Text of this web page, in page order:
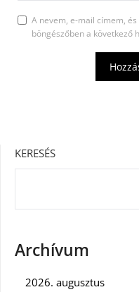
A nevem, e-mail címem,
böngészőben a következő
KERESÉS
Archívum
2026. augusztus